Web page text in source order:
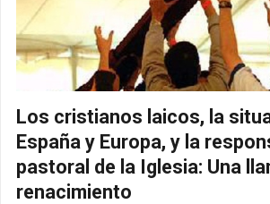
Los cristianos laicos, la
España y Europa, y la
pastoral de la Iglesia: Una
renacimiento